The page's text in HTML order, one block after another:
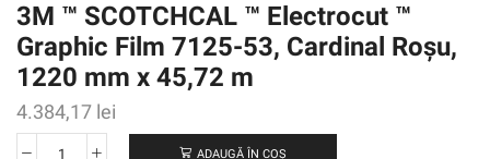
3M ™ SCOTCHCAL ™ Electrocut ™
Graphic Film 7125-53, Cardinal Roșu,
1220 mm x 45,72 m
4.384,17 lei
ADAUGĂ ÎN COȘ